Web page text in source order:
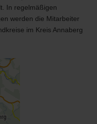
In regelmäßigen
werden die Mitarbeiter
im Kreis Annaberg